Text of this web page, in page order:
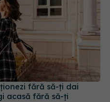
fără să-ți dai
acasă fără să-ți